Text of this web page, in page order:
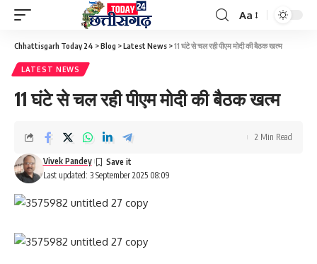
Font
Resizer
Aa
Chhattisgarh Today 24 >Blog >Latest News >11 घंटे से चल रही पीएम मोदी की बैठक खत्म
LATEST NEWS
11 घंटे से चल रही पीएम मोदी की बैठक खत्म
Last updated: 3 September 2025 08:09
Vivek Pandey
2 Min Read